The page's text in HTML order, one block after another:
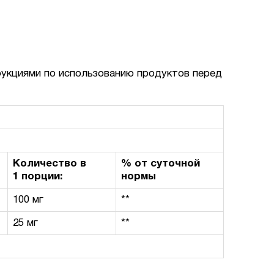
по использованию продуктов перед
Количество в
1 порции:
% от суточной
нормы
100 мг **
25 мг **